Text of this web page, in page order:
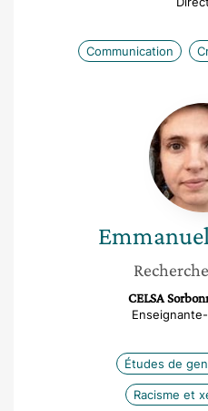
Communication
Recherche
CELSA
Études de
Racisme et